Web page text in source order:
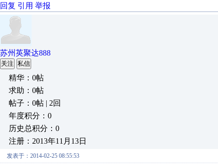
回复 引用 举报
苏州英聚达888
关注 私信
精华：0帖
求助：0帖
帖子：0帖 | 2回
年度积分：0
历史总积分：0
注册：2013年11月13日
发表于：2014-02-25 08:55:53